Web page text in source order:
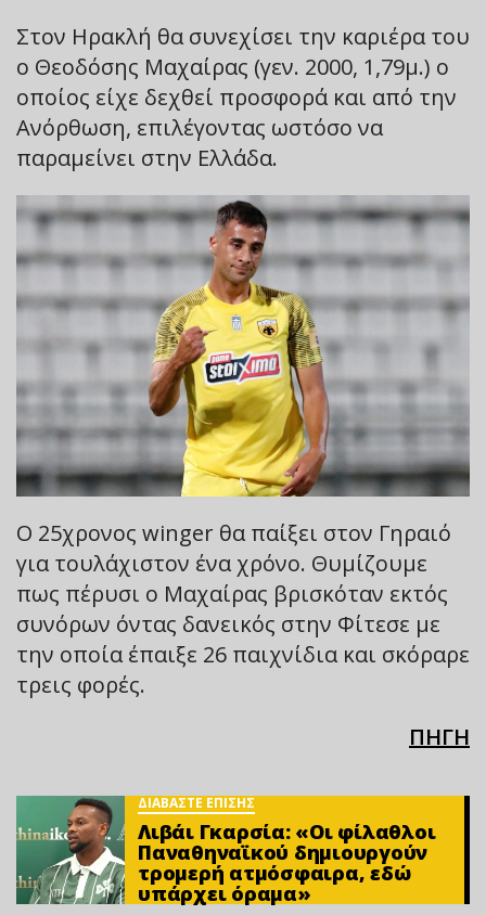
Στον Ηρακλή θα συνεχίσει την καριέρα του
ο Θεοδόσης Μαχαίρας (γεν. 2000, 1,79μ.) ο
οποίος είχε δεχθεί προσφορά και από την
Ανόρθωση, επιλέγοντας ωστόσο να
παραμείνει στην Ελλάδα.
Ο 25χρονος winger θα παίξει στον Γηραιό
για τουλάχιστον ένα χρόνο. Θυμίζουμε
πως πέρυσι ο Μαχαίρας βρισκόταν εκτός
συνόρων όντας δανεικός στην Φίτεσε με
την οποία έπαιξε 26 παιχνίδια και σκόραρε
τρεις φορές.
ΠΗΓΗ
ΔΙΑΒΑΣΤΕ ΕΠΙΣΗΣ
Λιβάι Γκαρσία: «Οι φίλαθλοι
Παναθηναϊκού δημιουργούν
τρομερή ατμόσφαιρα, εδώ
υπάρχει όραμα»